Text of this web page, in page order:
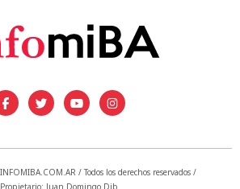
/ Todos los derechos reservados /